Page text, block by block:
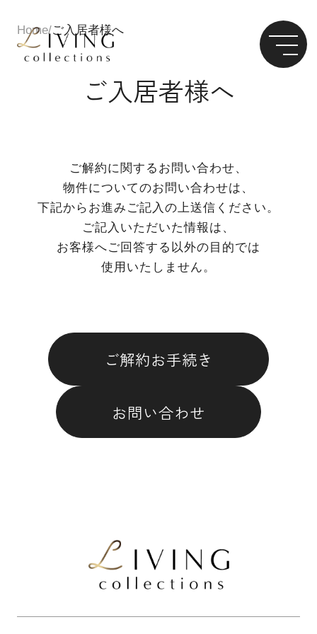
Home ご入居者様へ
ご入居者様へ
ご解約に関するお問い合わせ、
物件についてのお問い合わせは、
下記からお進みご記入の上送信ください。
ご記入いただいた情報は、
お客様へご回答する以外の目的では
使用いたしません。
ご解約お手続き
お問い合わせ